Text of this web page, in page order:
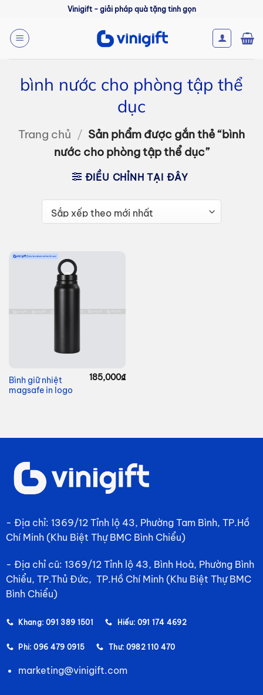
nội
dung
Vinigift - giải pháp quà tặng tinh gọn
bình nước cho phòng tập thể
dục
Trang chủ / Sản phẩm được gắn thẻ “bình
nước cho phòng tập thể dục”
ĐIỀU CHỈNH TẠI ĐÂY
Bình giữ nhiệt
magsafe in logo
185,000₫
- Địa chỉ: 1369/12 Tỉnh lộ 43, Phường Tam Bình, TP.Hồ
Chí Minh (Khu Biệt Thự BMC Bình Chiểu)
- Địa chỉ cũ: 1369/12 Tỉnh lộ 43, Bình Hoà, Phường Bình
Chiểu, TP.Thủ Đức, TP.Hồ Chí Minh (Khu Biệt Thự BMC
Bình Chiểu)
Khang: 091 389 1501 Hiếu: 091 174 4692
Phi: 096 479 0915 Thư: 0982 110 470
marketing@vinigift.com